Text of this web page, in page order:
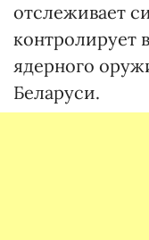
отслеживает
контролирует
ядерного
Беларуси.